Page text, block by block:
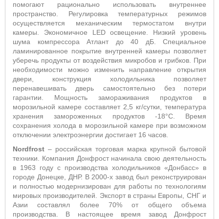
помогают рационально использовать внутреннее
пространство. Регулировка температурных режимов
осуществляется механическим термостатом внутри
камеры. Экономичное LED освещение. Низкий уровень
шума компрессора Атлант до 40 дБ. Специальное
ламинированное покрытие внутренней камеры позволяет
уберечь продукты от воздействия микробов и грибков. При
необходимости можно изменить направление открытия
двери, конструкция холодильника позволяет
перенавешивать дверь самостоятельно без потери
гарантии. Мощность замораживания продуктов в
морозильной камере составляет 2,5 кг/сутки, температура
хранения замороженных продуктов -18°С. Время
сохранения холода в морозильной камере при возможном
отключении электроэнергии достигает 16 часов.
Nordfrost – российская торговая марка крупной бытовой
техники. Компания Донфрост начинала свою деятельность
в 1963 году с производства холодильников «Донбасс» в
городе Донецке, ДНР. В 2000-х завод был реконструирован
и полностью модернизирован для работы по технологиям
мировых производителей. Экспорт в страны Европы, СНГ и
Азии составлял более 70% от общего объема
производства. В настоящее время завод Донфрост